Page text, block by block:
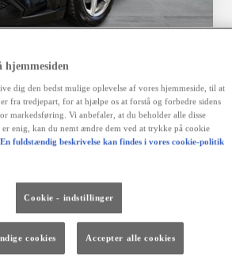
5-dørs 1.8 hybrid (122 hk) aut. gear C-LUB -
76.000 km
Geartype
Automatisk
gearkasse
Vis mere
hjemmesiden
dig den bedst mulige oplevelse af vores hjemmeside, til at
fra tredjepart, for at hjælpe os at forstå og forbedre sidens
markedsføring. Vi anbefaler, at du beholder alle disse
enig, kan du nemt ændre dem ved at trykke på cookie
En fuldstændig beskrivelse kan findes i vores cookie-politik
Cookie - indstillinger
cookies Accepter alle cookies